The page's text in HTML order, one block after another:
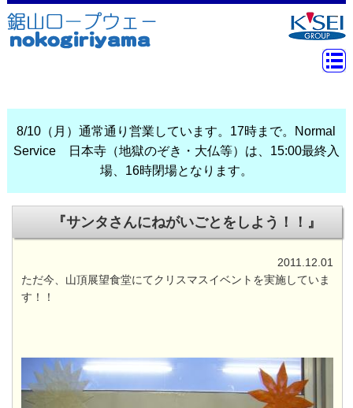
8/10（月）通常通り営業しています。17時まで。Normal
Service 日本寺（地獄のぞき・大仏等）は、15:00最終入
場、16時閉場となります。
『サンタさんにねがいごとをしよう！！』
2011.12.01
ただ今、山頂展望食堂にてクリスマスイベントを実施していま
す！！